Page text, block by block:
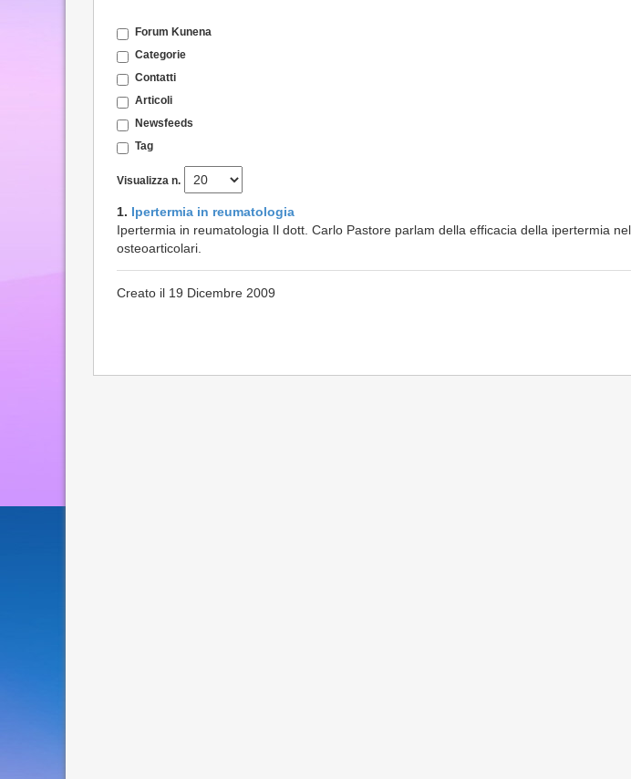
Forum Kunena
Categorie
Contatti
Articoli
Newsfeeds
Tag
Visualizza n.
1. Ipertermia in reumatologia
Ipertermia in reumatologia Il dott. Carlo Pastore parlam della efficacia della ipertermia
osteoarticolari.
Creato il 19 Dicembre 2009